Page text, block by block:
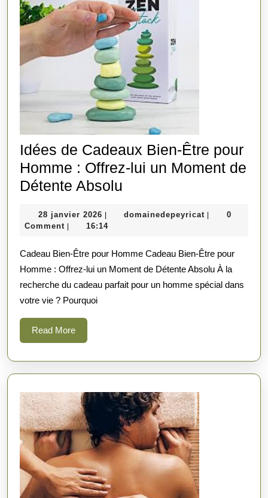
Idées de Cadeaux Bien-Être pour
Homme : Offrez-lui un Moment de
Détente Absolu
Cadeaux
Être
pour
Homme
un
de
Détente
Absolu
28 janvier 2026 28
janvier
domainedepeyricat
0
Comment
16:14
Cadeau Bien-Être pour Homme Cadeau Bien-Être pour
Homme : Offrez-lui un Moment de Détente Absolu À la
recherche du cadeau parfait pour un homme spécial dans
votre vie ? Pourquoi
Read MoreRead
More